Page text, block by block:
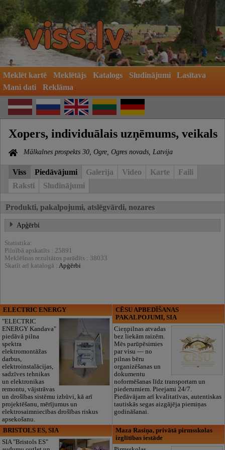
Meklēt kartē Meklētājs Katalogs Sludinājumi
Lasītava
Mani dati
Reklāma
Xopers, individuālais uzņēmums, veikals
Mālkalnes prospekts 30, Ogre, Ogres novads, Latvija
Viss Piedāvājumi Galerija Video Karte
Faili
Raksti
Sludinājumi
Produkti, pakalpojumi, atslēgvārdi, nozares
Apģērbi
Statistika:
Pilnībā apskatīts : 25891
Meklēšnas rezultātos parādīts : 38033
Skatīt arī katalogā : Apģērbi
ELECTRIC ENERGY
"ELECTRIC
ENERGY Kandava"
piedāvā pilna
spektra
elektromontāžas
darbus,
elektroinstalācijas,
sadzīves tehnikas
un elektronikas
remontu, vājstrāvas
un drošības sistēmu izbūvi, kā arī
projektēšanu, mērījumus un
elektrosaimniecības drošības riskus
apsekošanu.
CĒSU APBEDĪŠANAS
PAKALPOJUMI, SIA
Cieņpilnas atvadas
bez liekām raizēm.
Mēs parūpēsimies
par visu — no
pilnas bēru
organizēšanas un
dokumentu
noformēšanas līdz transportam un
piederumiem. Pieejami 24/7.
Piedāvājam arī kvalitatīvas, autentiskas
tautiskās segas aizgājēja piemiņas
godināšanai.
BRISTOLS ES, SIA
SIA "Bristols ES"
Maza Rasiņa, privātā pirmsskolas
izglītības iestāde